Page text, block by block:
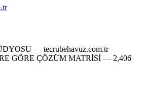
— tecrubehavuz.com.tr
GÖRE ÇÖZÜM MATRİSİ — 2,406